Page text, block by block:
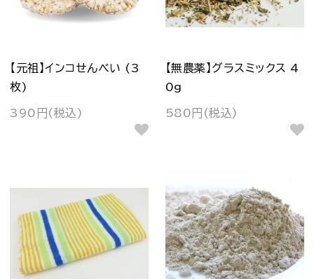
【元祖】インコせんべい (3
枚)
390円(税込)
【無農薬】グラスミックス 4
0g
580円(税込)